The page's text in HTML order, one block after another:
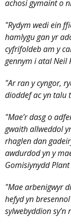
achosi gymaint o
"Rydym wedi ein
hamlygu gan yr
cyfrifoldeb am y
gennym i atal Neil
"Ar ran y cyngor,
dioddef ac yn talu
"Mae’r dasg o
gwaith allweddol
rhaglen dan
awdurdod yn y
Gomisiynydd
"Mae arbenigwyr
hefyd yn
sylwebyddion